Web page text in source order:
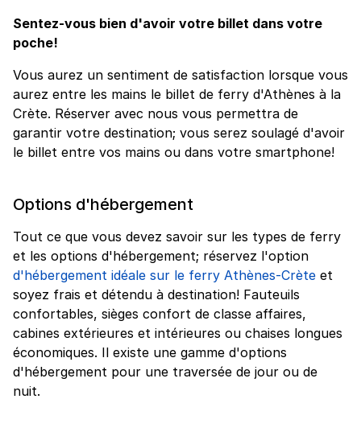
Sentez-vous bien d'avoir votre billet dans votre
poche!
Vous aurez un sentiment de satisfaction lorsque vous
aurez entre les mains le billet de ferry d'Athènes à la
Crète. Réserver avec nous vous permettra de
garantir votre destination; vous serez soulagé d'avoir
le billet entre vos mains ou dans votre smartphone!
Options d'hébergement
Tout ce que vous devez savoir sur les types de ferry
et les options d'hébergement; réservez l'option
d'hébergement idéale sur le ferry Athènes-Crète et
soyez frais et détendu à destination! Fauteuils
confortables, sièges confort de classe affaires,
cabines extérieures et intérieures ou chaises longues
économiques. Il existe une gamme d'options
d'hébergement pour une traversée de jour ou de
nuit.